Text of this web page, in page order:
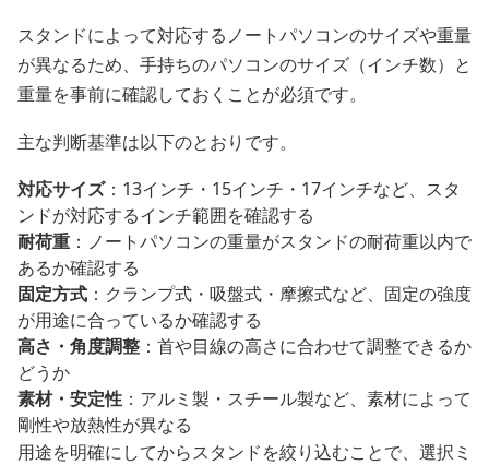
スタンドによって対応するノートパソコンのサイズや重量
が異なるため、手持ちのパソコンのサイズ（インチ数）と
重量を事前に確認しておくことが必須です。
主な判断基準は以下のとおりです。
対応サイズ：13インチ・15インチ・17インチなど、スタ
ンドが対応するインチ範囲を確認する
耐荷重 ：ノートパソコンの重量がスタンドの耐荷重以内で
あるか確認する
固定方式 ：クランプ式・吸盤式・摩擦式など、固定の強度
が用途に合っているか確認する
高さ・角度調整 ：首や目線の高さに合わせて調整できるか
どうか
素材・安定性 ：アルミ製・スチール製など、素材によって
剛性や放熱性が異なる
用途を明確にしてからスタンドを絞り込むことで、選択ミ